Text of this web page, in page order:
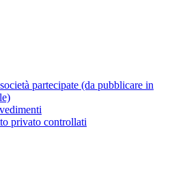
partecipate (da pubblicare in
privato controllati